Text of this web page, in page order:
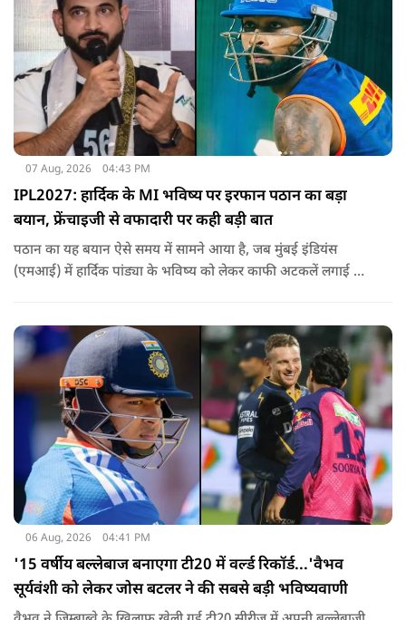
07 Aug, 2026 04:43 PM
IPL2027: हार्दिक के MI भविष्य पर इरफान पठान का बड़ा
बयान, फ्रेंचाइजी से वफादारी पर कही बड़ी बात
पठान का यह बयान ऐसे समय में सामने आया है, जब मुंबई इंडियंस
(एमआई) में हार्दिक पांड्या के भविष्य को लेकर काफी अटकलें लगाई जा
06 Aug, 2026 04:41 PM
'15 वर्षीय बल्लेबाज बनाएगा टी20 में वर्ल्ड रिकॉर्ड...'वैभव
सूर्यवंशी को लेकर जोस बटलर ने की सबसे बड़ी भविष्यवाणी